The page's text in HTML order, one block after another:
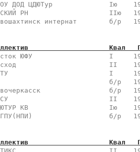
ДОД ЦДЮТур
РН
интернат
Квал   ГР
ЮФУ                   I
II
I     1995
II
КВ
Квал   ГР